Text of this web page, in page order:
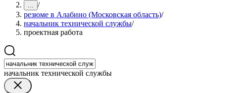
... /
резюме в Алабино (Московская область)/
начальник технической службы/
проектная работа
начальник технической службы